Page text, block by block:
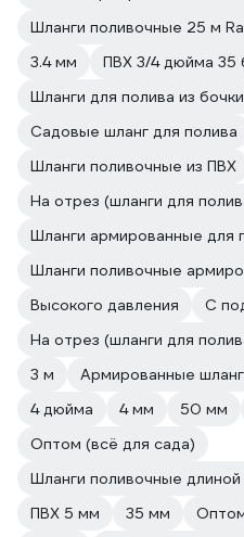
Шланги поливочные 25 м
3.4 мм
ПВХ 3/4 дюйма 35
Шланги для полива из бочки
Садовые шланг для полива
Шланги поливочные из ПВХ
На отрез (шланги для
Шланги армированные для
Шланги поливочные
Высокого давления
С
На отрез (шланги для
3 м
Армированные
4 дюйма
4 мм 50 мм
Оптом (всё для сада)
Шланги поливочные
ПВХ 5 мм
35 мм